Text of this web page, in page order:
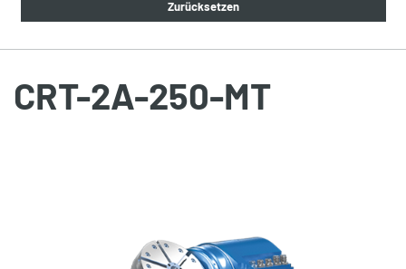
Zurücksetzen
CRT-2A-250-MT